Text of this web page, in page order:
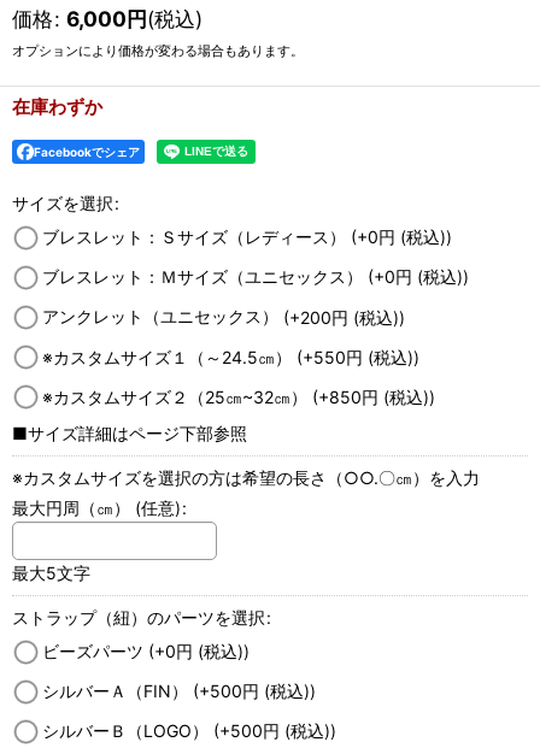
価格: 6,000円(税込)
オプションにより価格が変わる場合もあります。
在庫わずか
Facebookでシェア
サイズを選択:
ブレスレット：Ｓサイズ（レディース） (+0円 (税込))
ブレスレット：Ｍサイズ（ユニセックス） (+0円 (税込))
アンクレット（ユニセックス） (+200円 (税込))
※カスタムサイズ１（～24.5㎝） (+550円 (税込))
※カスタムサイズ２（25㎝~32㎝） (+850円 (税込))
■サイズ詳細はページ下部参照
※カスタムサイズを選択の方は希望の長さ（○○.〇㎝）を入力
最大円周（㎝） (任意):
最大5文字
ストラップ（紐）のパーツを選択:
ビーズパーツ (+0円 (税込))
シルバーＡ（FIN） (+500円 (税込))
シルバーＢ（LOGO） (+500円 (税込))